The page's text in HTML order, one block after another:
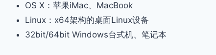
OS X：苹果iMac、MacBook
Linux：x64架构的桌面Linux设备
32bit/64bit Windows台式机、笔记本